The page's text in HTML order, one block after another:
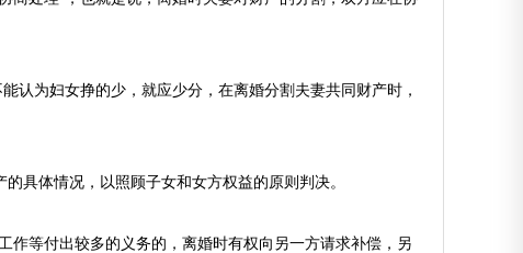
为妇女挣的少，就应少分，在离婚分割夫妻共同财产时，
体情况，以照顾子女和女方权益的原则判决。
等付出较多的义务的，离婚时有权向另一方请求补偿，另